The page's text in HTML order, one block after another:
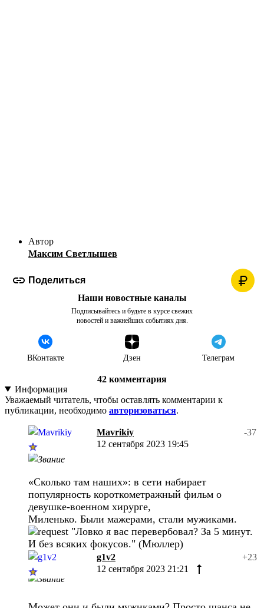
Максим Светлышев
Поделиться
Наши новостные каналы
Подписывайтесь и будьте в курсе свежих
новостей и важнейших событиях дня.
ВКонтакте Дзен Телеграм
42 комментария
Информация
Уважаемый читатель, чтобы оставлять комментарии к
публикации, необходимо авторизоваться.
Mavrikiy
-37
12 сентября 2023 19:45
«Сколько там наших»: в сети набирает
популярность короткометражный фильм о
девушке-военном хирурге,
Миленько. Были мажерами, стали мужиками.
"Ловко я вас перевербовал? За 5 минут.
И без всяких фокусов." (Мюллер)
g1v2
+23
12 сентября 2023 21:21